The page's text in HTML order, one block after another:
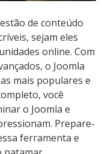
de conteúdo
sejam eles
online. Com
o Joomla
mais populares e
você
o Joomla e
Prepare-
ferramenta e